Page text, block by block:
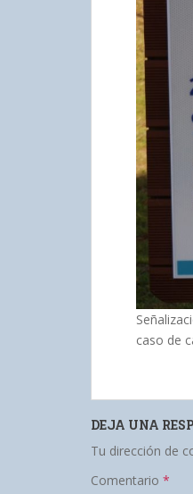
caso de
DEJA UNA
Tu dirección de
Comentario *